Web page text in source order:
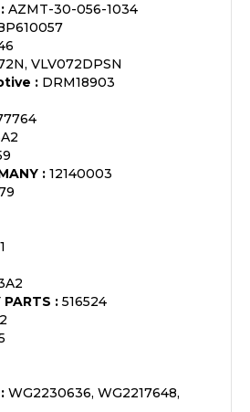
: AZMT-30-056-1034
VLV072DPSN
: DRM18903
: 12140003
: 516524
: WG2230636, WG2217648,